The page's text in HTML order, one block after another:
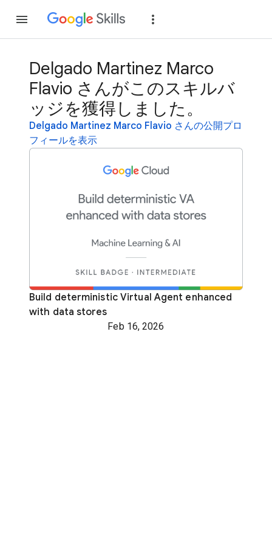
Delgado Martinez Marco
Flavio さんがこのスキルバ
ッジを獲得しました。
Delgado Martinez Marco Flavio さんの公開プロ
フィールを表示